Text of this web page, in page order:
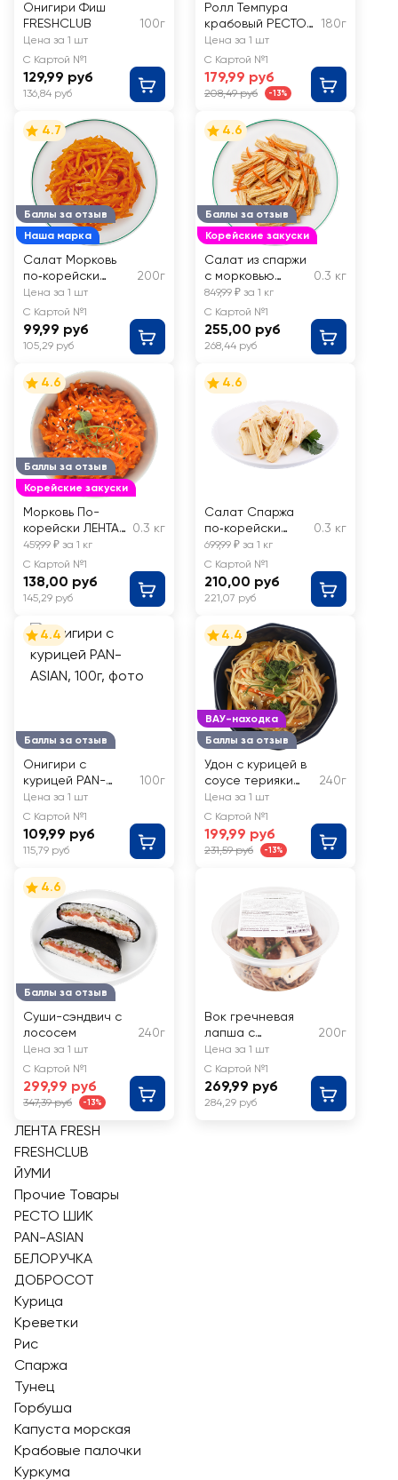
Онигири Фиш
FRESHCLUB
100г
Цена за 1 шт
С Картой №1
129,99 руб
136,84 руб
Ролл Темпура
крабовый РЕСТО
ШИК
180г
Цена за 1 шт
С Картой №1
179,99 руб
208,49 руб -13%
Баллы за отзыв
Наша марка
4.7
Салат Морковь
по‑корейски
ЛЕНТА FRESH
200г
Цена за 1 шт
С Картой №1
99,99 руб
105,29 руб
Баллы за отзыв
Корейские закуски
4.6
Салат из спаржи
с морковью
ЛЕНТА FRESH,
весовой
0.3 кг
849,99 ₽ за 1 кг
С Картой №1
255,00 руб
268,44 руб
Баллы за отзыв
Корейские закуски
4.6
Морковь По-
корейски ЛЕНТА
FRESH, весовая
0.3 кг
459,99 ₽ за 1 кг
С Картой №1
138,00 руб
145,29 руб
4.6
Салат Спаржа
по‑корейски
ЛЕНТА FRESH
0.3 кг
699,99 ₽ за 1 кг
С Картой №1
210,00 руб
221,07 руб
Баллы за отзыв
4.4
Онигири с
курицей PAN-
ASIAN
100г
Цена за 1 шт
С Картой №1
109,99 руб
115,79 руб
ВАУ-находка
Баллы за отзыв
4.4
Удон с курицей в
соусе терияки
ЛЕНТА FRESH
240г
Цена за 1 шт
С Картой №1
199,99 руб
231,59 руб -13%
Баллы за отзыв
4.6
Суши-сэндвич с
лососем
240г
Цена за 1 шт
С Картой №1
299,99 руб
347,39 руб -13%
Вок гречневая
лапша с
креветками,
очищенными
вареными РЕСТО
ШИК
200г
Цена за 1 шт
С Картой №1
269,99 руб
284,29 руб
ЛЕНТА FRESH
FRESHCLUB
ЙУМИ
Прочие Товары
РЕСТО ШИК
PAN-ASIAN
БЕЛОРУЧКА
ДОБРОСОТ
Курица
Креветки
Рис
Спаржа
Тунец
Горбуша
Капуста морская
Крабовые палочки
Куркума